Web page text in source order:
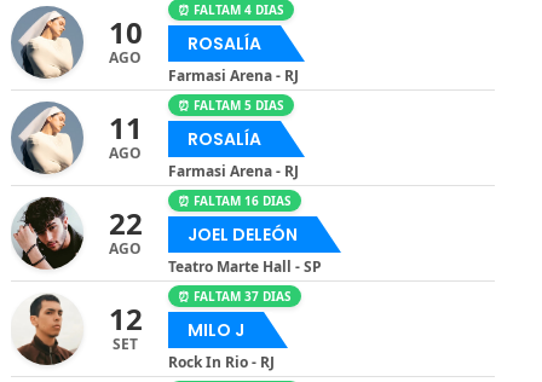
10
AGO
⏰ FALTAM 4 DIAS
ROSALÍA
Farmasi Arena - RJ
11
AGO
⏰ FALTAM 5 DIAS
ROSALÍA
Farmasi Arena - RJ
22
AGO
⏰ FALTAM 16 DIAS
JOEL DELEÓN
Teatro Marte Hall - SP
12
SET
⏰ FALTAM 37 DIAS
MILO J
Rock In Rio - RJ